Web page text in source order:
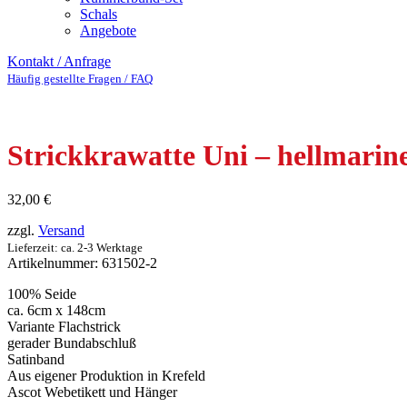
Schals
Angebote
Kontakt / Anfrage
Häufig gestellte Fragen / FAQ
Strickkrawatte Uni –
32,00 €
zzgl. Versand
Lieferzeit: ca. 2-3 Werktage
Artikelnummer: 631502-2
100% Seide
ca. 6cm x 148cm
Variante Flachstrick
gerader Bundabschluß
Satinband
Aus eigener Produktion in Krefeld
Ascot Webetikett und Hänger